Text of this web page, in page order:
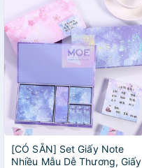
[CÓ SẴN] Set Giấy Note
Nhiều Mẫu Dễ Thương, Giấy